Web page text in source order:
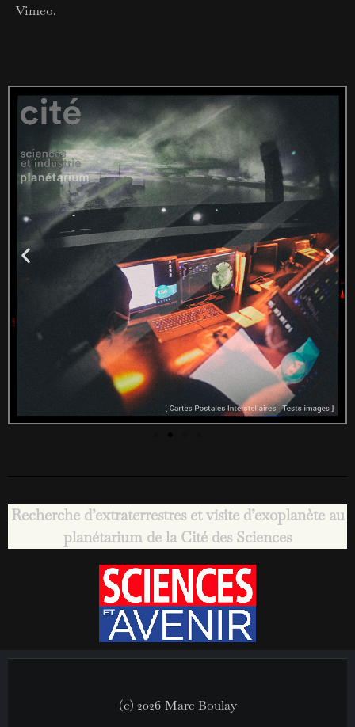
Vimeo.
Recherche d’extraterrestres et visite d’exoplanète au
planétarium de la Cité des Sciences
(c) 2026 Marc Boulay